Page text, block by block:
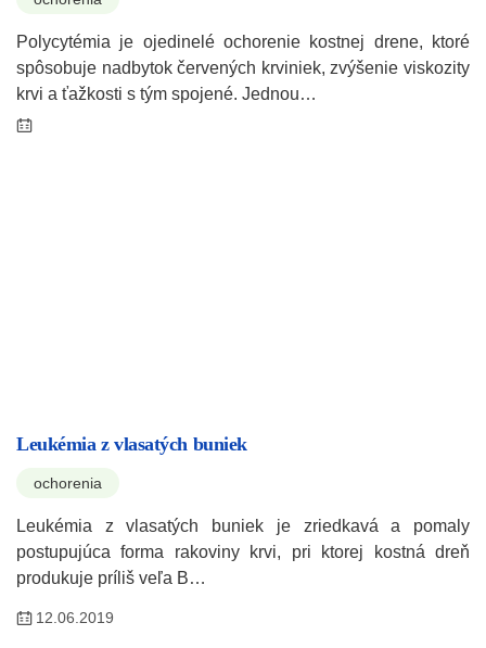
Polycytémia je ojedinelé ochorenie kostnej drene, ktoré
spôsobuje nadbytok červených krviniek, zvýšenie viskozity
krvi a ťažkosti s tým spojené. Jednou…
Leukémia z vlasatých buniek
ochorenia
Leukémia z vlasatých buniek je zriedkavá a pomaly
postupujúca forma rakoviny krvi, pri ktorej kostná dreň
produkuje príliš veľa B…
12.06.2019